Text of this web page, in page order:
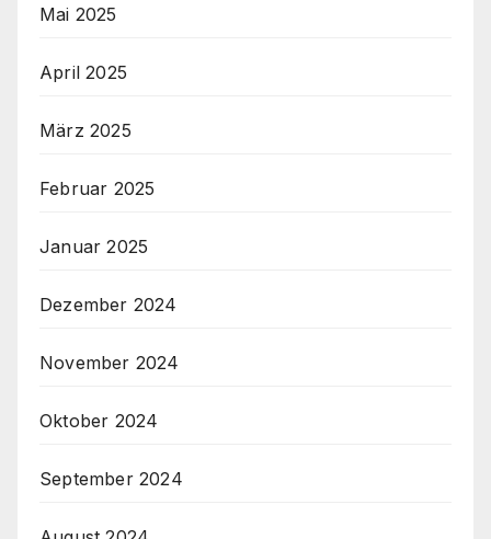
Mai 2025
April 2025
März 2025
Februar 2025
Januar 2025
Dezember 2024
November 2024
Oktober 2024
September 2024